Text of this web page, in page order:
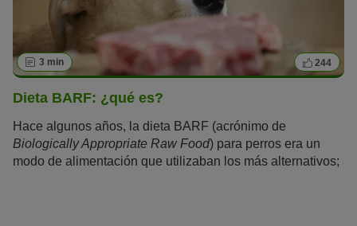
3 min 244
Dieta BARF: ¿qué es?
Hace algunos años, la dieta BARF (acrónimo de
Biologically Appropriate Raw Food) para perros era un
modo de alimentación que utilizaban los más alternativos;